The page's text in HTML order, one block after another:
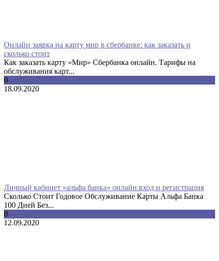
Онлайн заявка на карту мир в сбербанке: как заказать и
сколько стоит
Как заказать карту «Мир» Сбербанка онлайн. Тарифы на
обслуживания карт...
0
18.09.2020
Личный кабинет «альфа банка» онлайн вход и регистрация
Сколько Стоит Годовое Обслуживание Карты Альфа Банка
100 Дней Без...
0
12.09.2020